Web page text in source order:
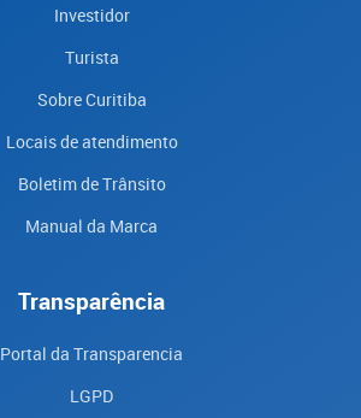
Investidor
Turista
Sobre Curitiba
Locais de atendimento
Boletim de Trânsito
Manual da Marca
Transparência
Portal da Transparencia
LGPD